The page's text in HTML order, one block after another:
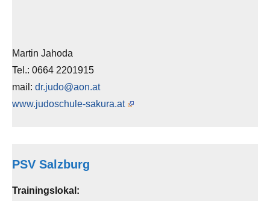
Martin Jahoda
Tel.: 0664 2201915
mail: dr.judo@aon.at
www.judoschule-sakura.at
PSV Salzburg
Trainingslokal: